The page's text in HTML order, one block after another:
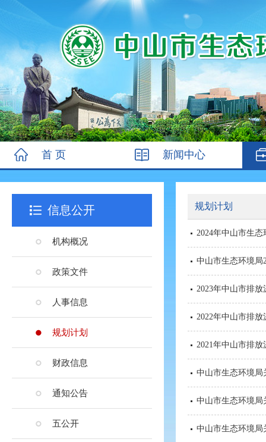
首 页 新闻中心
信息公开
机构概况
政策文件
人事信息
规划计划
财政信息
通知公告
五公开
规划计划
2024年中山市生
中山市生态环境局
2023年中山市排放
2022年中山市排放
2021年中山市排放
中山市生态环境局
中山市生态环境局
中山市生态环境局